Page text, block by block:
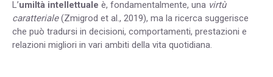
L’umiltà intellettuale è, fondamentalmente, una virtù
caratteriale(Zmigrod et al., 2019), ma la ricerca suggerisce
che può tradursi in decisioni, comportamenti, prestazioni e
relazioni migliori in vari ambiti della vita quotidiana.